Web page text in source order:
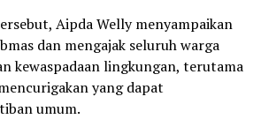
Aipda Welly menyampaikan
dan mengajak seluruh warga
kewaspadaan lingkungan, terutama
yang dapat
umum.